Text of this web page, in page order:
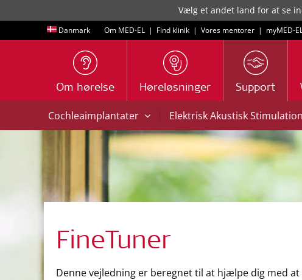
Vælg et andet land for at se
Danmark Om MED-EL | Find klinik | Vores mentorer |
Om hørelse Høreløsninger Support
Cochleaimplantater | Elektrisk Akustisk Stimulation
FineTuner
Denne vejledning er beregnet til at hjælpe dig med